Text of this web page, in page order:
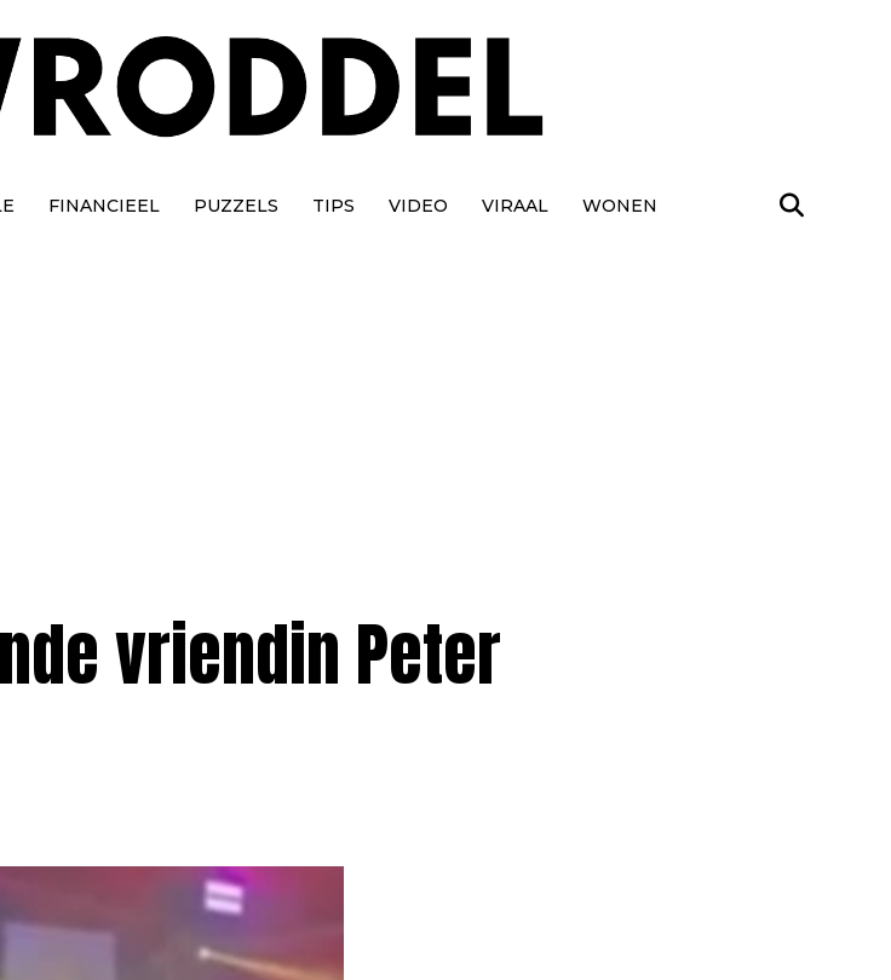
FINANCIEEL PUZZELS TIPS VIDEO VIRAAL WONEN
vriendin Peter